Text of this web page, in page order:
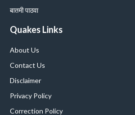
बातमी पाठवा
Quakes Links
About Us
Contact Us
Disclaimer
Privacy Policy
Correction Policy